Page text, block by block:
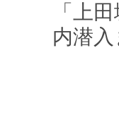
「上
内潜